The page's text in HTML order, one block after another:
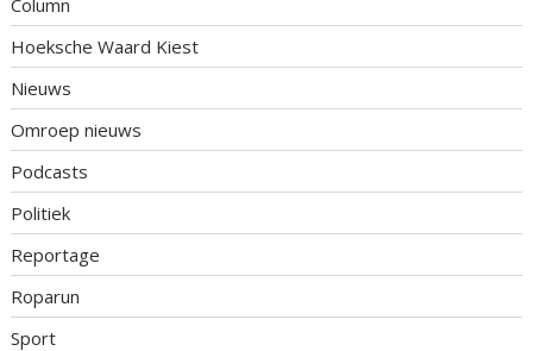
Hoeksche Waard Kiest
Nieuws
Omroep nieuws
Podcasts
Politiek
Reportage
Roparun
Sport